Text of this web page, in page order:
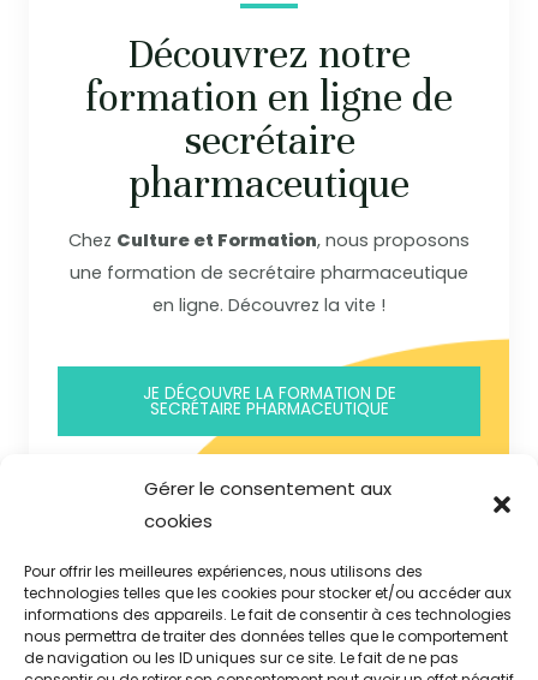
Gérer le consentement aux
cookies
Pour offrir les meilleures expériences, nous utilisons des
technologies telles que les cookies pour stocker et/ou accéder aux
informations des appareils. Le fait de consentir à ces technologies
nous permettra de traiter des données telles que le comportement
de navigation ou les ID uniques sur ce site. Le fait de ne pas
Découvrez notre
formation en ligne de
secrétaire
pharmaceutique
Chez Culture et Formation, nous proposons
une formation de secrétaire pharmaceutique
en ligne. Découvrez la vite !
JE DÉCOUVRE LA FORMATION DE
SECRÉTAIRE PHARMACEUTIQUE
Contact
Mentions Légales